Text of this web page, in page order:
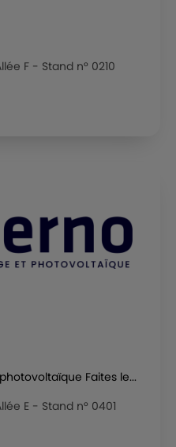
F - Stand n° 0210
Faites le...
E - Stand n° 0401